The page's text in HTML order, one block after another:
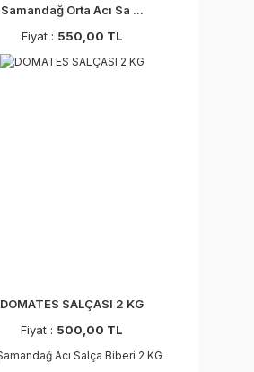
Samandağ Orta Acı Sa ...
Fiyat : 550,00 TL
DOMATES SALÇASI 2 KG
Fiyat : 500,00 TL